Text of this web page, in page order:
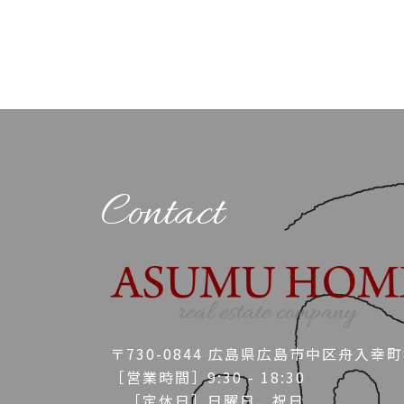
Contact
〒730-0844 広島県広島市中区舟入幸
［営業時間］9:30 - 18:30